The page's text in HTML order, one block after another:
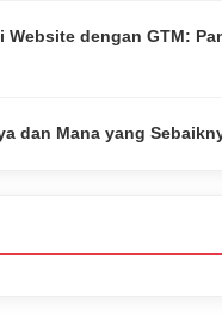
Website dengan GTM:
dan Mana yang